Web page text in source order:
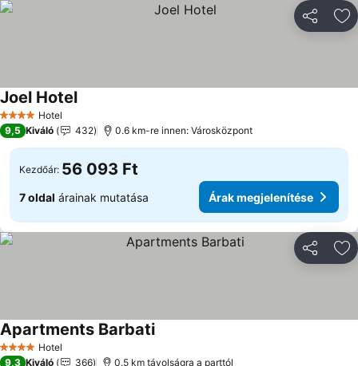
4 KategóriaHotel
Joel HotelÁrak megjelenítése
9,5 Kiváló 432 0.6 km-re innen: Városközpont
Kezdőár: 56 093 Ft
7 oldal árainak mutatása Árak megjelenítése
4 KategóriaHotel
Apartments BarbatiÁrak megjelenítése
9,3 Kiváló 366 0.5 km távolságra a parttól